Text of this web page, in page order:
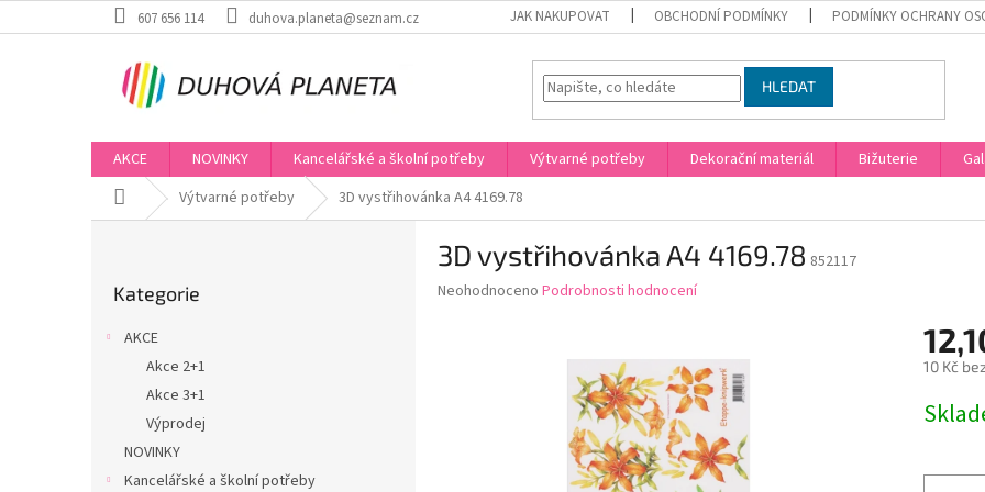
na
607 656 114 duhova.planeta@seznam.cz JAK NAKUPOVAT OBCHODNÍ PODMÍNKY PODMÍNKY OCHRANY
HLEDAT
AKCE NOVINKY Kancelářské a školní potřeby Výtvarné potřeby Dekorační materiál Bižuterie
Domů Výtvarné potřeby 3D vystřihovánka A4 4169.78
kategorie
Kategorie
AKCE
Akce 2+1
Akce 3+1
Výprodej
NOVINKY
Kancelářské a školní potřeby
3D vystřihovánka A4 4169.78 852117
Průměrné
Neohodnoceno Podrobnosti hodnocení
10 Kč
cena: